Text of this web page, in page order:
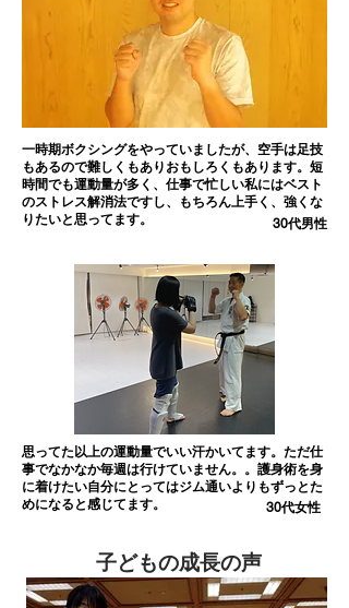
一時期ボクシングをやっていましたが、空手は足技
もあるので難しくもありおもしろくもあります。短
時間でも運動量が多く、仕事で忙しい私にはベスト
のストレス解消法ですし、もちろん上手く、強くな
りたいと思ってます。
30代男性
思ってた以上の運動量でいい汗かいてます。ただ仕
事でなかなか毎週は行けていません。。護身術を身
に着けたい自分にとってはジム通いよりもずっとた
めになると感じてます。
30代女性
子どもの成長の声